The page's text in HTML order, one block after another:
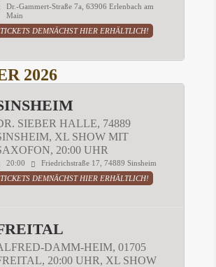
Dr.-Gammert-Straße 7a, 63906 Erlenbach am
Main
TICKETS DEMNÄCHST HIER ERHÄLTLICH!
2026
SIEBER HALLE, 74889
XL SHOW MIT
20:00 UHR
20:00
Friedrichstraße 17, 74889 Sinsheim
TICKETS DEMNÄCHST HIER ERHÄLTLICH!
DAMM-HEIM, 01705
20:00 UHR, XL SHOW